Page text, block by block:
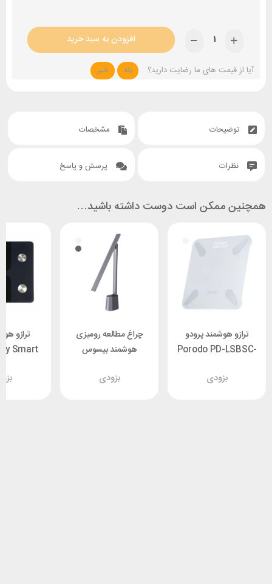
افزودن به سبد خرید
آیا از قیمت های ما رضایت دارید؟ بله خیر
توضیحات مشخصات
نظرات پرسش و پاسخ
همچنین ممکن است دوست داشته باشید…
ترازو هوشمند پرودو
Porodo PD-LSBSC-
بزودی
چراغ مطالعه رومیزی
هوشمند بیسوس
بزودی
ترازو
Smart